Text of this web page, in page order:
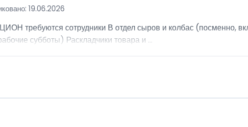
19.06.2026
требуются сотрудники В отдел сыров и колбас (посменно,
субботы) Раскладчики товара и ...